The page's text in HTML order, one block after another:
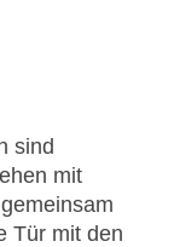
sind
mit
Tür mit den